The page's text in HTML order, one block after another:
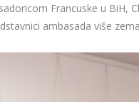
Francuske u BiH,
ambasada više